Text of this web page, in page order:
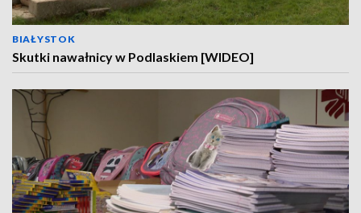
BIAŁYSTOK
Skutki nawałnicy w Podlaskiem [WIDEO]